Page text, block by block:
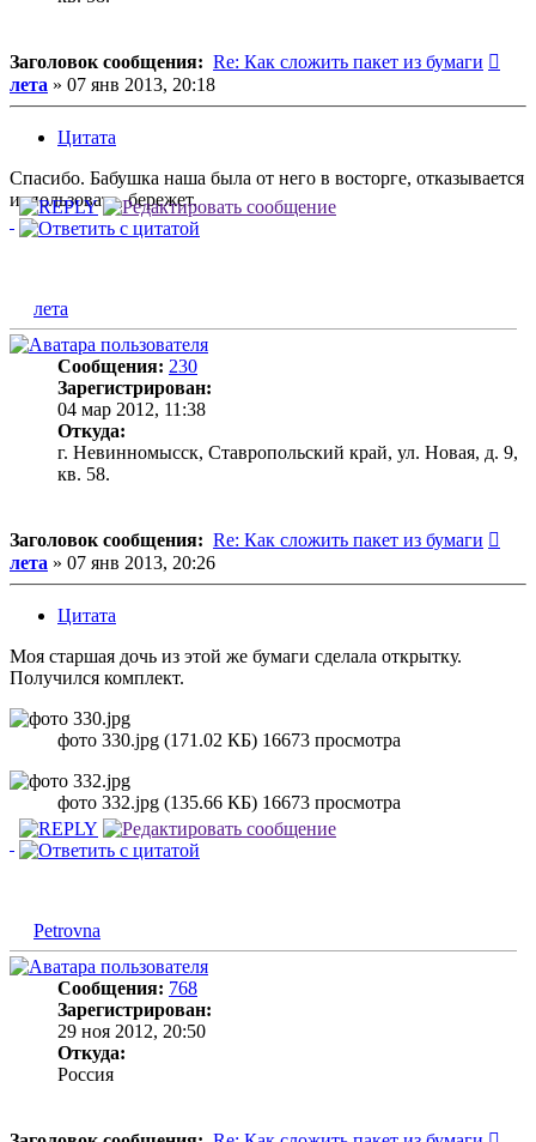
Заголовок сообщения: Re: Как сложить пакет из бумаги
лета » 07 янв 2013, 20:18
Цитата
Спасибо. Бабушка наша была от него в восторге, отказывается
использовать, бережет.
лета
Сообщения: 230
Зарегистрирован:
04 мар 2012, 11:38
Откуда:
г. Невинномысск, Ставропольский край, ул. Новая, д. 9,
кв. 58.
Заголовок сообщения: Re: Как сложить пакет из бумаги
лета » 07 янв 2013, 20:26
Цитата
Моя старшая дочь из этой же бумаги сделала открытку.
Получился комплект.
фото 330.jpg (171.02 КБ) 16673 просмотра
фото 332.jpg (135.66 КБ) 16673 просмотра
Petrovna
Сообщения: 768
Зарегистрирован:
29 ноя 2012, 20:50
Откуда:
Россия